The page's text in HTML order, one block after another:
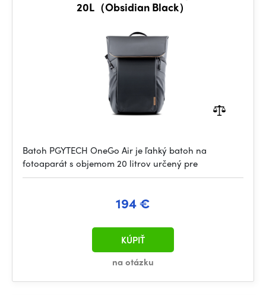
20L（Obsidian Black）
Batoh PGYTECH OneGo Air je ľahký batoh na
fotoaparát s objemom 20 litrov určený pre
194 €
na otázku
KÚPIŤ